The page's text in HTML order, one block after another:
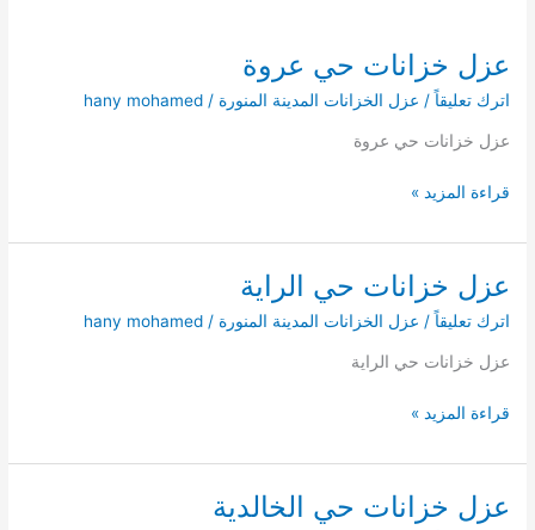
السيح
عزل خزانات حي عروة
اترك تعليقاً / عزل الخزانات المدينة المنورة /
hany mohamed
عزل خزانات حي عروة
عزل
حي
عروة
قراءة المزيد »
عزل خزانات حي الراية
اترك تعليقاً / عزل الخزانات المدينة المنورة /
hany mohamed
عزل خزانات حي الراية
عزل
حي
الراية
قراءة المزيد »
عزل خزانات حي الخالدية